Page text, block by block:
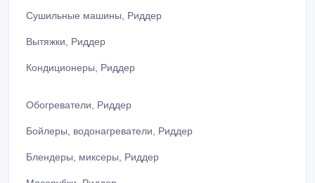
Сушильные машины, Риддер
Вытяжки, Риддер
Кондиционеры, Риддер
Обогреватели, Риддер
Бойлеры, водонагреватели, Риддер
Блендеры, миксеры, Риддер